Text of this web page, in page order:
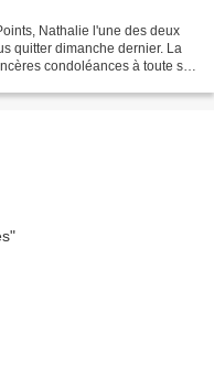
Nathalie l'une des deux
quitter dimanche dernier. La
condoléances à toute sa